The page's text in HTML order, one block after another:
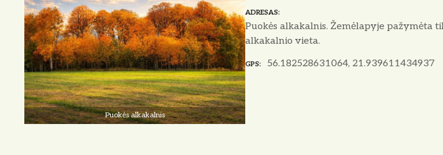
Puokės alkakalnis
ADRESAS
Puokės alkakalnis. Žemėlapyje pažymėta
alkakalnio vieta.
GPS 56.182528631064, 21.939611434937